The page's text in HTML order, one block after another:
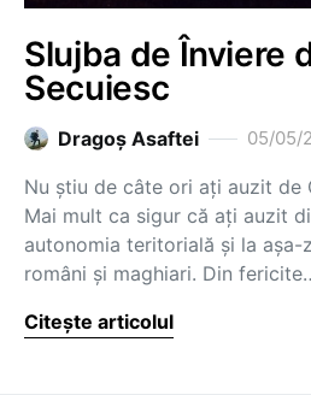
Slujba de Înviere
Secuiesc
Dragoş Asaftei 05/05/
Nu știu de câte ori ați auzit de
Mai mult ca sigur că ați auzit
autonomia teritorială și la așa-
români și maghiari. Din
Citește articolul